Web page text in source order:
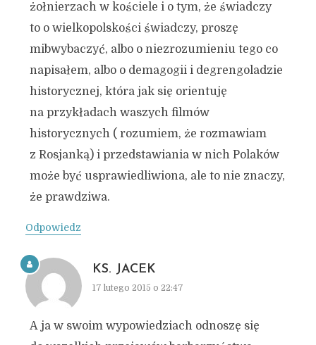
żołnierzach w kościele i o tym, że świadczy
to o wielkopolskości świadczy, proszę
mibwybaczyć, albo o niezrozumieniu tego co
napisałem, albo o demagogii i degrengoladzie
historycznej, która jak się orientuję
na przykładach waszych filmów
historycznych ( rozumiem, że rozmawiam
z Rosjanką) i przedstawiania w nich Polaków
może być usprawiedliwiona, ale to nie znaczy,
że prawdziwa.
Odpowiedz
KS. JACEK
17 lutego 2015 o 22:47
A ja w swoim wypowiedziach odnoszę się